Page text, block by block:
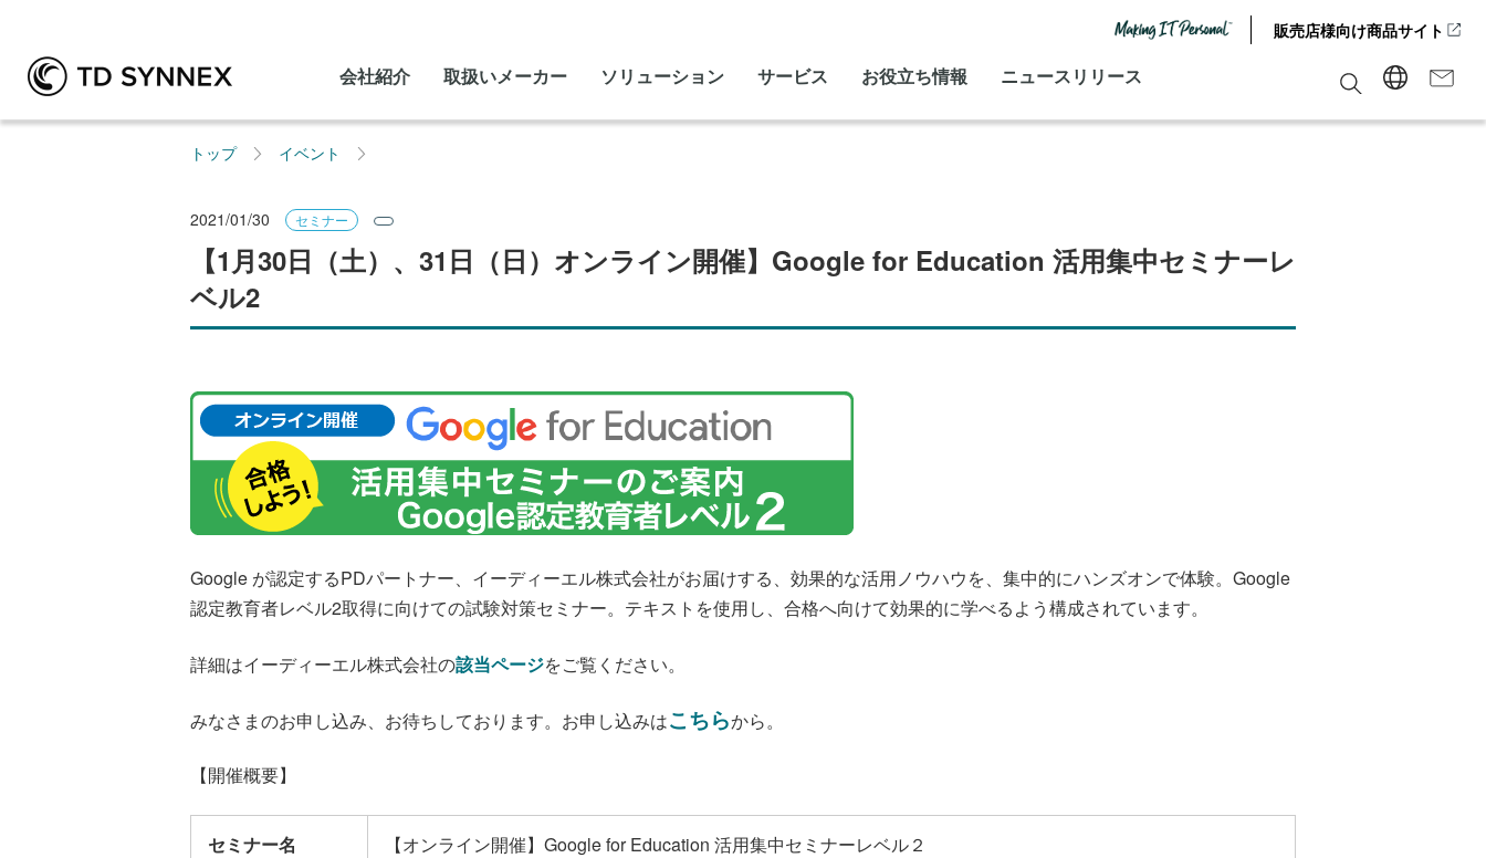
販売店様向け商品サイト
会社紹介 取扱いメーカー ソリューション サービス お役立ち情報 ニュースリリース
トップ イベント
2021/01/30 セミナー
【1月30日（土）、31日（日）オンライン開催】Google for Education 活用集中セミナーレ
ベル2
Google が認定するPDパートナー、イーディーエル株式会社がお届けする、効果的な活用ノウハウを、集中的にハンズオンで体験。Google
認定教育者レベル2取得に向けての試験対策セミナー。テキストを使用し、合格へ向けて効果的に学べるよう構成されています。
詳細はイーディーエル株式会社の該当ページをご覧ください。
みなさまのお申し込み、お待ちしております。お申し込みはこちらから。
【開催概要】
セミナー名 【オンライン開催】Google for Education 活用集中セミナーレベル２